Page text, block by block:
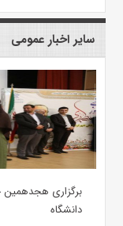
سایر اخبار عمومی
برگزاری هجدهمین
دانشگاه